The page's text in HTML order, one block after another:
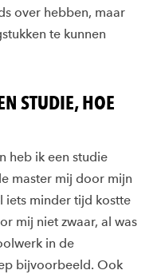
over hebben, maar
te kunnen
STUDIE, HOE
heb ik een studie
master mij door mijn
iets minder tijd kostte
mij niet zwaar, al was
in de
bijvoorbeeld. Ook